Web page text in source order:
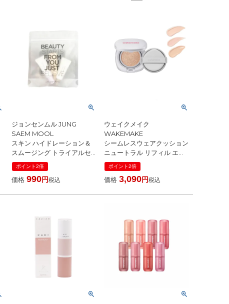
ジョンセンムル JUNG
SAEM MOOL
スキン ハイドレーション＆
スムージング トライアルセ
ット お試し【ミニサイズ】
[ ベースメイクセット ]
ポイント2倍
価格 990 税込
ウェイクメイク
WAKEMAKE
シームレスウェアクッション
ニュートラル リフィル エデ
ィション SPF50+/PA+++ (本
体15g＋リフィル15g付)
[ クッションファンデーショ
ポイント2倍
価格 3,090 税込